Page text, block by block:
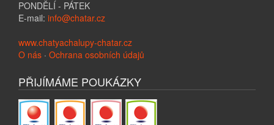
PONDĚLÍ - PÁTEK
E-mail: info@chatar.cz
www.chatyachalupy-chatar.cz
O nás · Ochrana osobních údajů
PŘIJÍMÁME POUKÁZKY